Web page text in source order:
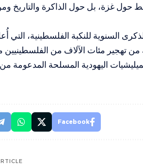
حول غزة، بل حول الذاكرة والتاريخ
السنوية للنكبة الفلسطينية، التي
عام 1948، وما رافق ذلك من تهجير مئات الآلاف من
اليهودية المسلحة المدعومة من
Facebook